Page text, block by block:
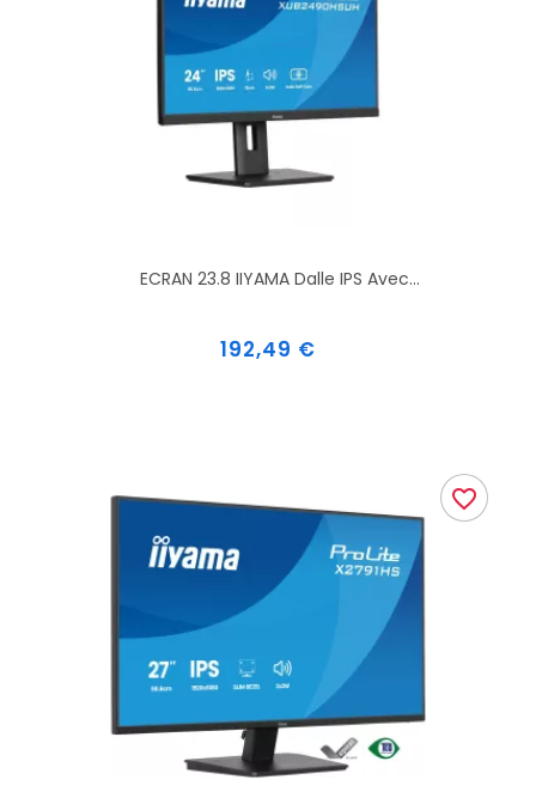
ECRAN 23.8 IIYAMA Dalle IPS Avec...
Prix
192,49 €
favorite_border